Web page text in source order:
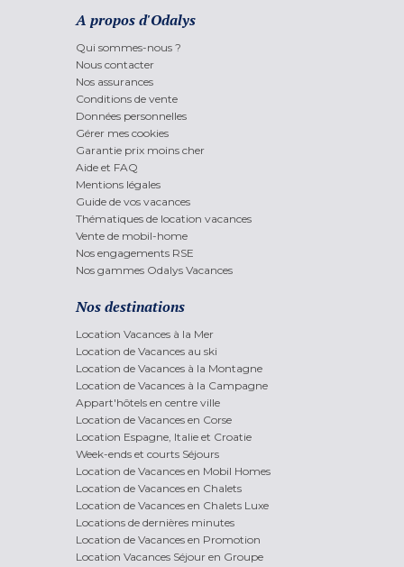
A propos d'Odalys
Qui sommes-nous ?
Nous contacter
Nos assurances
Conditions de vente
Données personnelles
Gérer mes cookies
Garantie prix moins cher
Aide et FAQ
Mentions légales
Guide de vos vacances
Thématiques de location vacances
Vente de mobil-home
Nos engagements RSE
Nos gammes Odalys Vacances
Nos destinations
Location Vacances à la Mer
Location de Vacances au ski
Location de Vacances à la Montagne
Location de Vacances à la Campagne
Appart'hôtels en centre ville
Location de Vacances en Corse
Location Espagne, Italie et Croatie
Week-ends et courts Séjours
Location de Vacances en Mobil Homes
Location de Vacances en Chalets
Location de Vacances en Chalets Luxe
Locations de dernières minutes
Location de Vacances en Promotion
Location Vacances Séjour en Groupe